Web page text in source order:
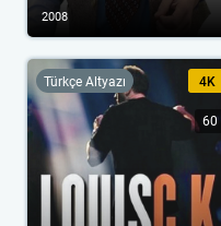
2008
Türkçe Altyazı 4K
60